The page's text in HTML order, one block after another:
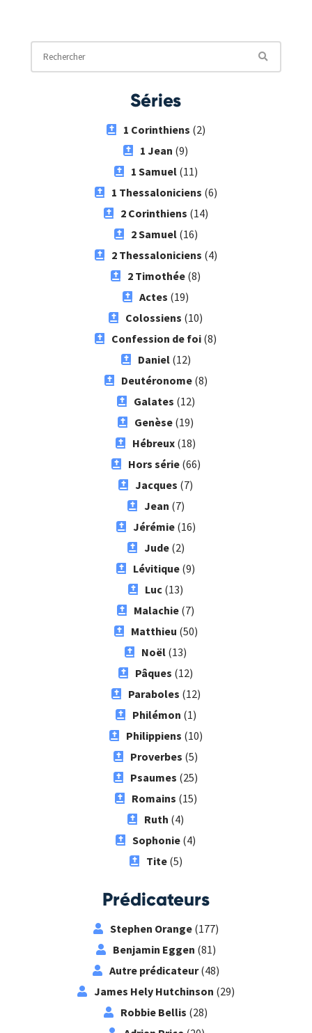
Séries
1 Corinthiens (2)
1 Jean (9)
1 Samuel(11)
1 Thessaloniciens (6)
2 Corinthiens (14)
2 Samuel(16)
2 Thessaloniciens (4)
2 Timothée (8)
Actes (19)
Colossiens (10)
Confession de foi (8)
Daniel(12)
Deutéronome(8)
Galates (12)
Genèse (19)
Hébreux (18)
Hors série(66)
Jacques (7)
Jean (7)
Jérémie(16)
Jude(2)
Lévitique (9)
Luc (13)
Malachie (7)
Matthieu (50)
Noël (13)
Pâques (12)
Paraboles (12)
Philémon (1)
Philippiens (10)
Proverbes (5)
Psaumes (25)
Romains (15)
Ruth (4)
Sophonie (4)
Tite(5)
Prédicateurs
Stephen Orange(177)
Benjamin Eggen (81)
Autre prédicateur(48)
James Hely Hutchinson (29)
Robbie Bellis (28)